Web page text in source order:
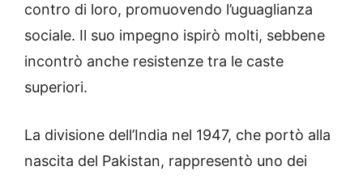
contro di loro, promuovendo l’uguaglianza
sociale. Il suo impegno ispirò molti, sebbene
incontrò anche resistenze tra le caste
superiori.
La divisione dell’India nel 1947, che portò alla
nascita del Pakistan, rappresentò uno dei